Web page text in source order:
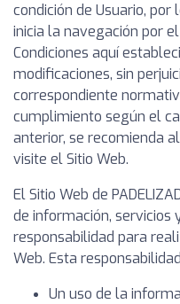
condición de Usuario, por
inicia la navegación por
Condiciones aquí
modificaciones, sin
correspondiente
cumplimiento según el
anterior, se recomienda
visite el Sitio Web.
El Sitio Web de
de información, servicios
responsabilidad para
Web. Esta
Un uso de la